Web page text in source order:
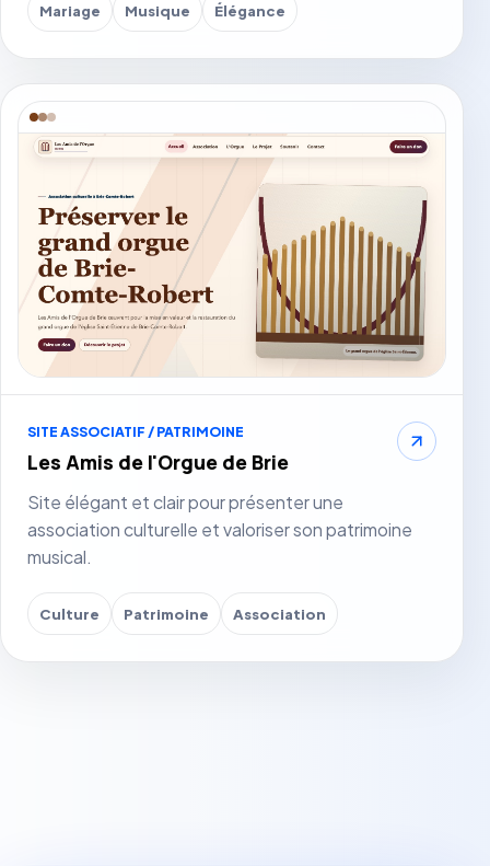
Mariage Musique Élégance
SITE ASSOCIATIF / PATRIMOINE
Les Amis de l'Orgue de Brie
Site élégant et clair pour présenter une
association culturelle et valoriser son patrimoine
musical.
Culture Patrimoine Association
Voir le site